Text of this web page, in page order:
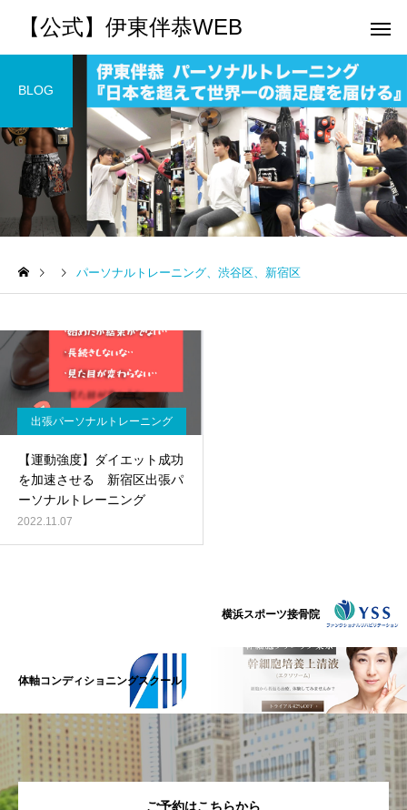
【公式】伊東伴恭WEB
トレーナーとして 個別トレー
パーソナルトレーニ
キックボクシングで本当に
が消費カロリーと週の回数
で答えます
パーソナルトレーニ
パーソナルトレーナー
BLOG
パーソナルトレーニング、渋谷区、新宿区
出張パーソナルトレーニング
【運動強度】ダイエット成功
を加速させる 新宿区出張パ
ーソナルトレーニング
2022.11.07
横浜スポーツ接骨院
体軸コンディショニングスクール
ご予約はこちらから